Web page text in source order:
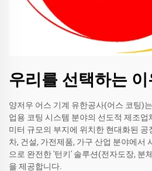
우리를 선택하는 이
양저우 어스 기계 유한공사(어스 코팅)
업용 코팅 시스템 분야의 선도적 제조
미터 규모의 부지에 위치한 현대화된 공
차, 건설, 가전제품, 가구 산업 분야에서
으로 완전한 '턴키' 솔루션(전자도장, 분
을 제공합니다.